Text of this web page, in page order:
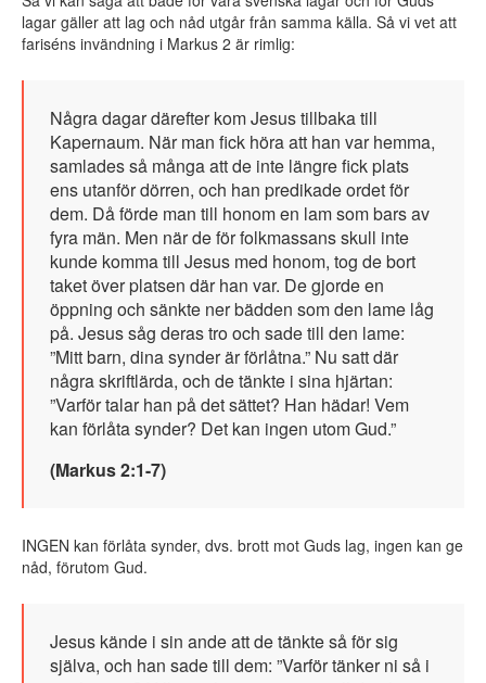
lagar gäller att lag och nåd utgår från samma källa. Så vi vet att
fariséns invändning i Markus 2 är rimlig:
Några dagar därefter kom Jesus tillbaka till
Kapernaum. När man fick höra att han var hemma,
samlades så många att de inte längre fick plats
ens utanför dörren, och han predikade ordet för
dem. Då förde man till honom en lam som bars av
fyra män. Men när de för folkmassans skull inte
kunde komma till Jesus med honom, tog de bort
taket över platsen där han var. De gjorde en
öppning och sänkte ner bädden som den lame låg
på. Jesus såg deras tro och sade till den lame:
”Mitt barn, dina synder är förlåtna.” Nu satt där
några skriftlärda, och de tänkte i sina hjärtan:
”Varför talar han på det sättet? Han hädar! Vem
kan förlåta synder? Det kan ingen utom Gud.”
(Markus 2:1-7)
INGEN kan förlåta synder, dvs. brott mot Guds lag, ingen kan ge
nåd, förutom Gud.
Jesus kände i sin ande att de tänkte så för sig
själva, och han sade till dem: ”Varför tänker ni så i